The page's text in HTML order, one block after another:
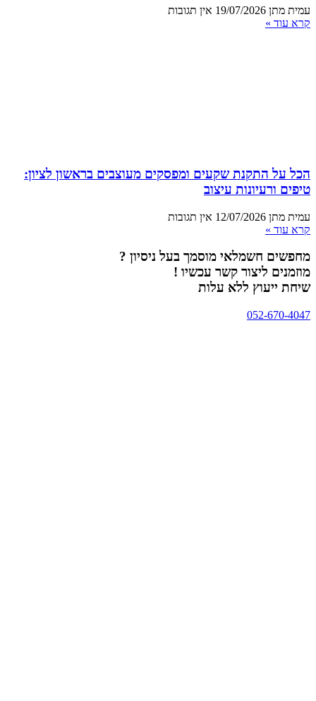
עמית מתן 19/07/2026 אין תגובות
קרא עוד »
הכל על התקנת שקעים ומפסקים מעוצבים בראשון לציון:
טיפים ורעיונות עיצוב
עמית מתן 12/07/2026 אין תגובות
קרא עוד »
מחפשים חשמלאי מוסמך בעל ניסיון ?
מוזמנים ליצור קשר עכשיו !
שיחת ייעוץ ללא עלות
052-670-4047